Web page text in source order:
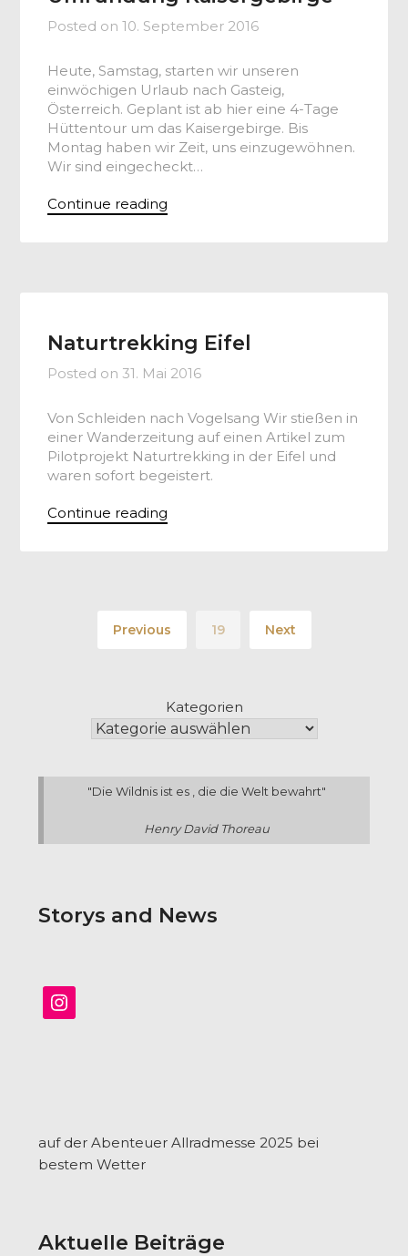
Posted on10. September 2016
Heute, Samstag, starten wir unseren
einwöchigen Urlaub nach Gasteig,
Österreich. Geplant ist ab hier eine 4-Tage
Hüttentour um das Kaisergebirge. Bis
Montag haben wir Zeit, uns einzugewöhnen.
Wir sind eingecheckt…
Continue reading
Naturtrekking Eifel
Posted on31. Mai 2016
Von Schleiden nach Vogelsang Wir stießen in
einer Wanderzeitung auf einen Artikel zum
Pilotprojekt Naturtrekking in der Eifel und
waren sofort begeistert.
Continue reading
Previous 19 Next
Kategorien
"Die Wildnis ist es , die die Welt bewahrt"
Henry David Thoreau
Storys and News
Instagram
auf der Abenteuer Allradmesse 2025 bei
bestem Wetter
Aktuelle Beiträge